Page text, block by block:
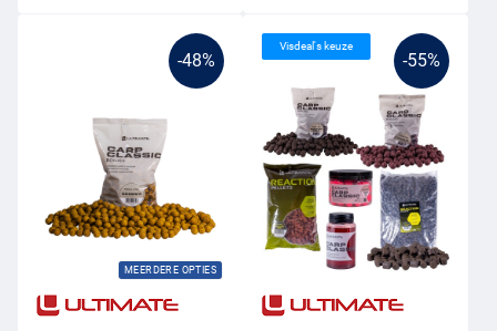
-48%
MEERDERE OPTIES
-55%
Visdeal's keuze